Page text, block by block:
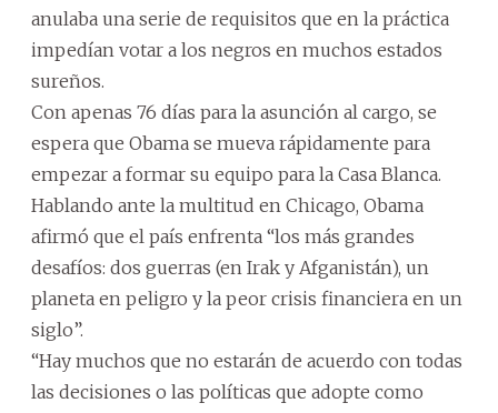
anulaba una serie de requisitos que en la práctica
impedían votar a los negros en muchos estados
sureños.
Con apenas 76 días para la asunción al cargo, se
espera que Obama se mueva rápidamente para
empezar a formar su equipo para la Casa Blanca.
Hablando ante la multitud en Chicago, Obama
afirmó que el país enfrenta “los más grandes
desafíos: dos guerras (en Irak y Afganistán), un
planeta en peligro y la peor crisis financiera en un
siglo”.
“Hay muchos que no estarán de acuerdo con todas
las decisiones o las políticas que adopte como